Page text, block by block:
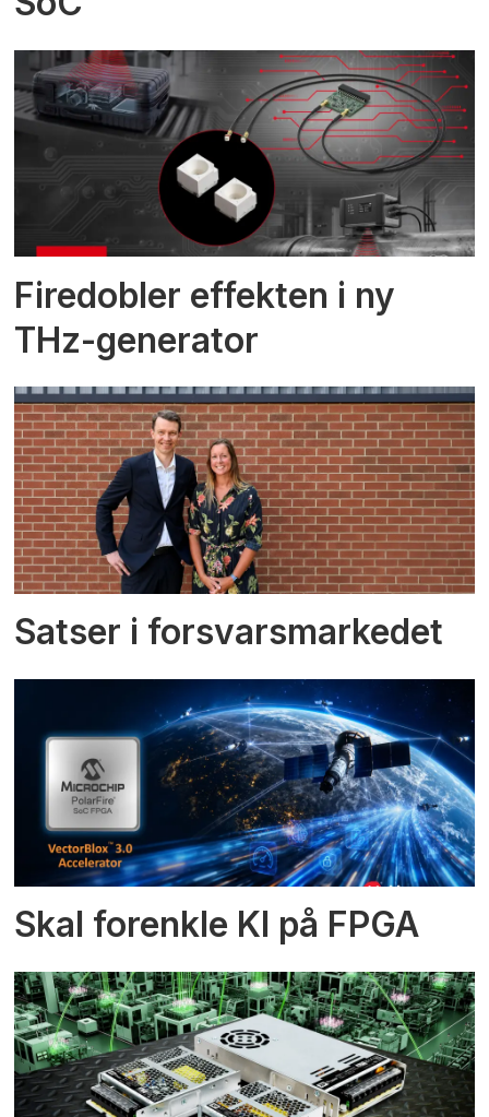
Firedobler effekten i ny
THz-generator
Satser i forsvarsmarkedet
Skal forenkle KI på FPGA